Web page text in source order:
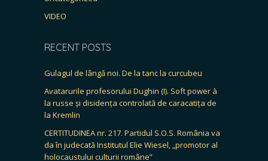
VIDEO
RECENT POSTS
Gulagul de lângă noi. De la tanc la curcubeu
Avatarurile profesorului Dughin (I). Soft power à
la russe și disidența controlată de caracatița de
la Kremlin
CERTITUDINEA nr. 217. Partidul S.O.S. România va
da în judecată Institutul Elie Wiesel, „promotor al
holocaustului culturii române”